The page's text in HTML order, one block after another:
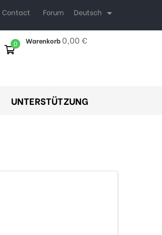
Deutsch 
Contact Forum
Warenkorb0,00 €
0
UNTERSTÜTZUNG